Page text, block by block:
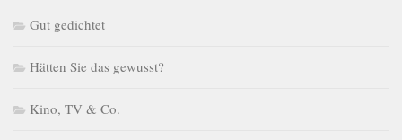
Gut gedichtet
Hätten Sie das gewusst?
Kino, TV & Co.